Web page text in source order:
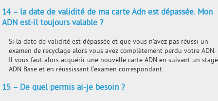
14 – la date de validité de ma carte Adn est dépassée. Mon
ADN est-il toujours valable ?
Si la date de validité est dépassée et que vous n’avez pas réussi un
examen de recyclage alors vous avez complètement perdu votre ADN.
Il vous faut alors acquérir une nouvelle carte ADN en suivant un stage
ADN Base et en réussissant l’examen correspondant.
15 – De quel permis ai-je besoin ?